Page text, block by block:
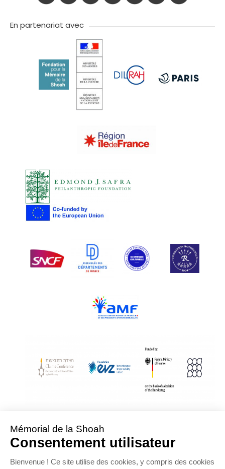
En partenariat avec
With Assistance from the Conference on Jewish Material Claims Against
Sponsored by the Foundation « Remembrance, Responsibility and Future »
Supported by the German Federal Ministry of Finance